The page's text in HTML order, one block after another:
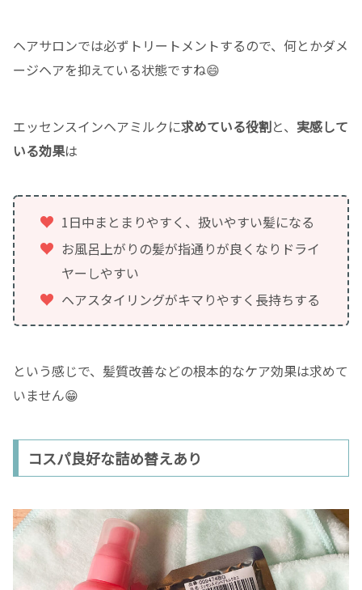
ヘアサロンでは必ずトリートメントするので、何とかダメ
ージヘアを抑えている状態ですね😄
エッセンスインヘアミルクに求めている役割と、 実感して
いる効果は
1日中まとまりやすく、扱いやすい髪になる
お風呂上がりの髪が指通りが良くなりドライ
ヤーしやすい
ヘアスタイリングがキマりやすく長持ちする
という感じで、髪質改善などの根本的なケア効果は求めて
いません😁
コスパ良好な詰め替えあり